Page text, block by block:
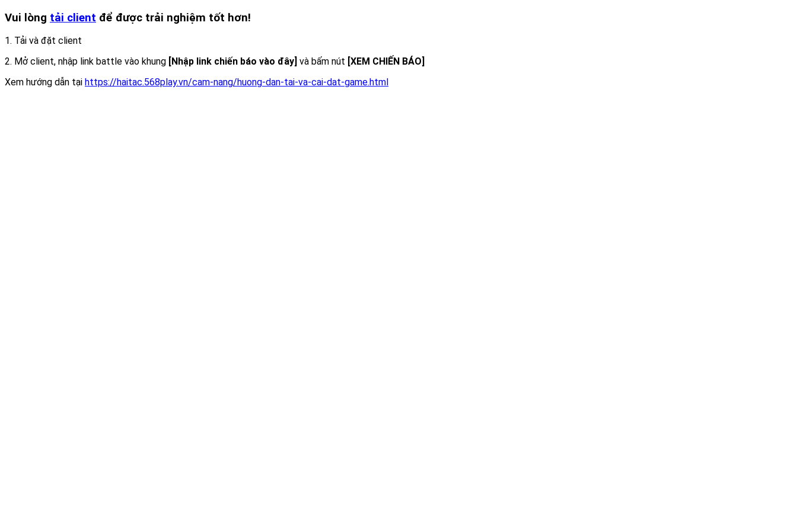
Vui lòng tải client để được trải nghiệm tốt hơn!
1. Tải và đặt client
2. Mở client, nhập link battle vào khung
[Nhập link chiến báo vào đây] và bấm nút [XEM CHIẾN BÁO]
Xem hướng dẫn tại https://haitac.568play.vn/cam-nang/huong-dan-tai-va-cai-dat-game.html